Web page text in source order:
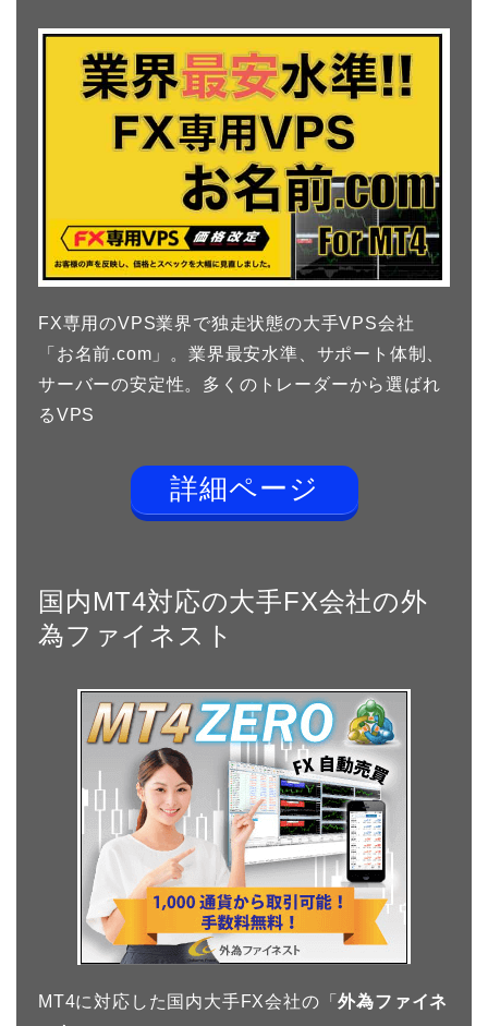
FX専用のVPS業界で独走状態の大手VPS会社
「お名前.com」。業界最安水準、サポート体制、
サーバーの安定性。多くのトレーダーから選ばれ
るVPS
詳細ページ
国内MT4対応の大手FX会社の外
為ファイネスト
MT4に対応した国内大手FX会社の「外為ファイネ